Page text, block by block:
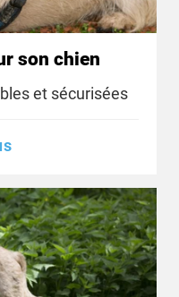
son chien
et sécurisées